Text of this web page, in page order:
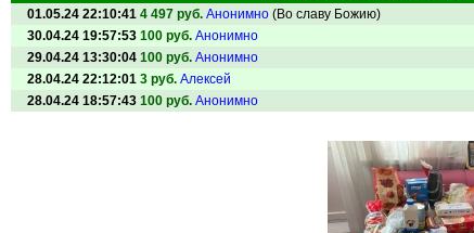
01.05.24 22:10:41 4 497 руб. Анонимно (Во славу Божию)
30.04.24 19:57:53 100 руб. Анонимно
29.04.24 13:30:04 100 руб. Анонимно
28.04.24 22:12:01 3 руб. Алексей
28.04.24 18:57:43 100 руб. Анонимно